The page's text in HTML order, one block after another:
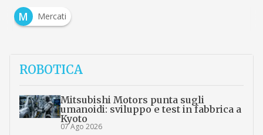
M
Mercati
ROBOTICA
Mitsubishi Motors punta sugli
umanoidi: sviluppo e test in fabbrica a
Kyoto
07 Ago 2026